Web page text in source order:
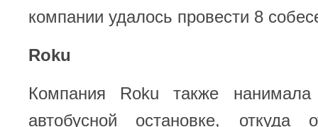
компании удалось провести 8
Roku
Компания Roku также нанимала
автобусной остановке, откуда